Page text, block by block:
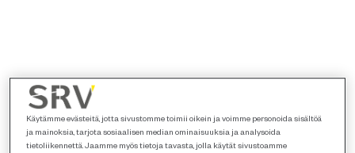
Käytämme evästeitä, jotta sivustomme toimii oikein ja voimme personoida sisältöä
ja mainoksia, tarjota sosiaalisen median ominaisuuksia ja analysoida
tietoliikennettä. Jaamme myös tietoja tavasta, jolla käytät sivustoamme